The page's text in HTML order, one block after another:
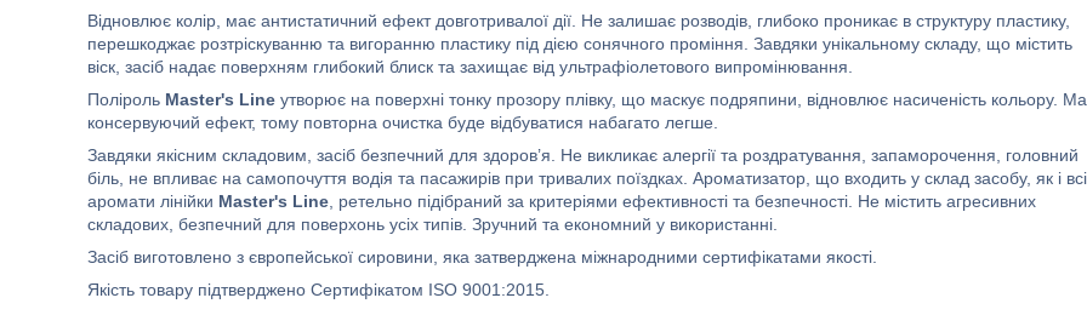
Відновлює колір, має антистатичний ефект довготривалої дії. Не залишає розводів, глибоко проникає в структуру пластику,
перешкоджає розтріскуванню та вигоранню пластику під дією сонячного проміння. Завдяки унікальному складу, що містить
віск, засіб надає поверхням глибокий блиск та захищає від ультрафіолетового випромінювання.
Поліроль Master's Line утворює на поверхні тонку прозору плівку, що маскує подряпини, відновлює насиченість кольору.
консервуючий ефект, тому повторна очистка буде відбуватися набагато легше.
Завдяки якісним складовим, засіб безпечний для здоров’я. Не викликає алергії та роздратування, запаморочення, головний
біль, не впливає на самопочуття водія та пасажирів при тривалих поїздках. Ароматизатор, що входить у склад засобу, як і всі
аромати лінійки Master's Line , ретельно підібраний за критеріями ефективності та безпечності. Не містить агресивних
складових, безпечний для поверхонь усіх типів. Зручний та економний у використанні.
Засіб виготовлено з європейської сировини, яка затверджена міжнародними сертифікатами якості.
Якість товару підтверджено Сертифікатом ISO 9001:2015.